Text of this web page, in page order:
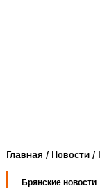
Главная / Новости/
Брянские новости